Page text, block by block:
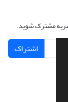
مشترک شوید.
اشتراک